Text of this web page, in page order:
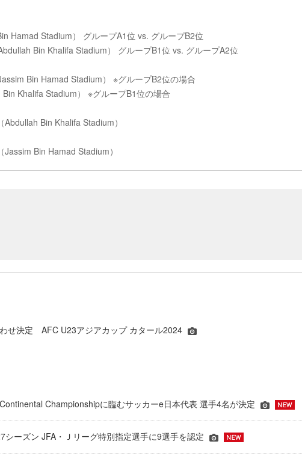
Hamad Stadium） グループA1位 vs. グループB2位
Bin Khalifa Stadium） グループB1位 vs. グループA2位
Bin Hamad Stadium） ※グループB2位の場合
Khalifa Stadium） ※グループB1位の場合
Bin Khalifa Stadium）
Bin Hamad Stadium）
せ決定 AFC U23アジアカップ カタール2024
Championshipに臨むサッカーe日本代表 選手4名が決定
シーズン JFA・Ｊリーグ特別指定選手に9選手を認定